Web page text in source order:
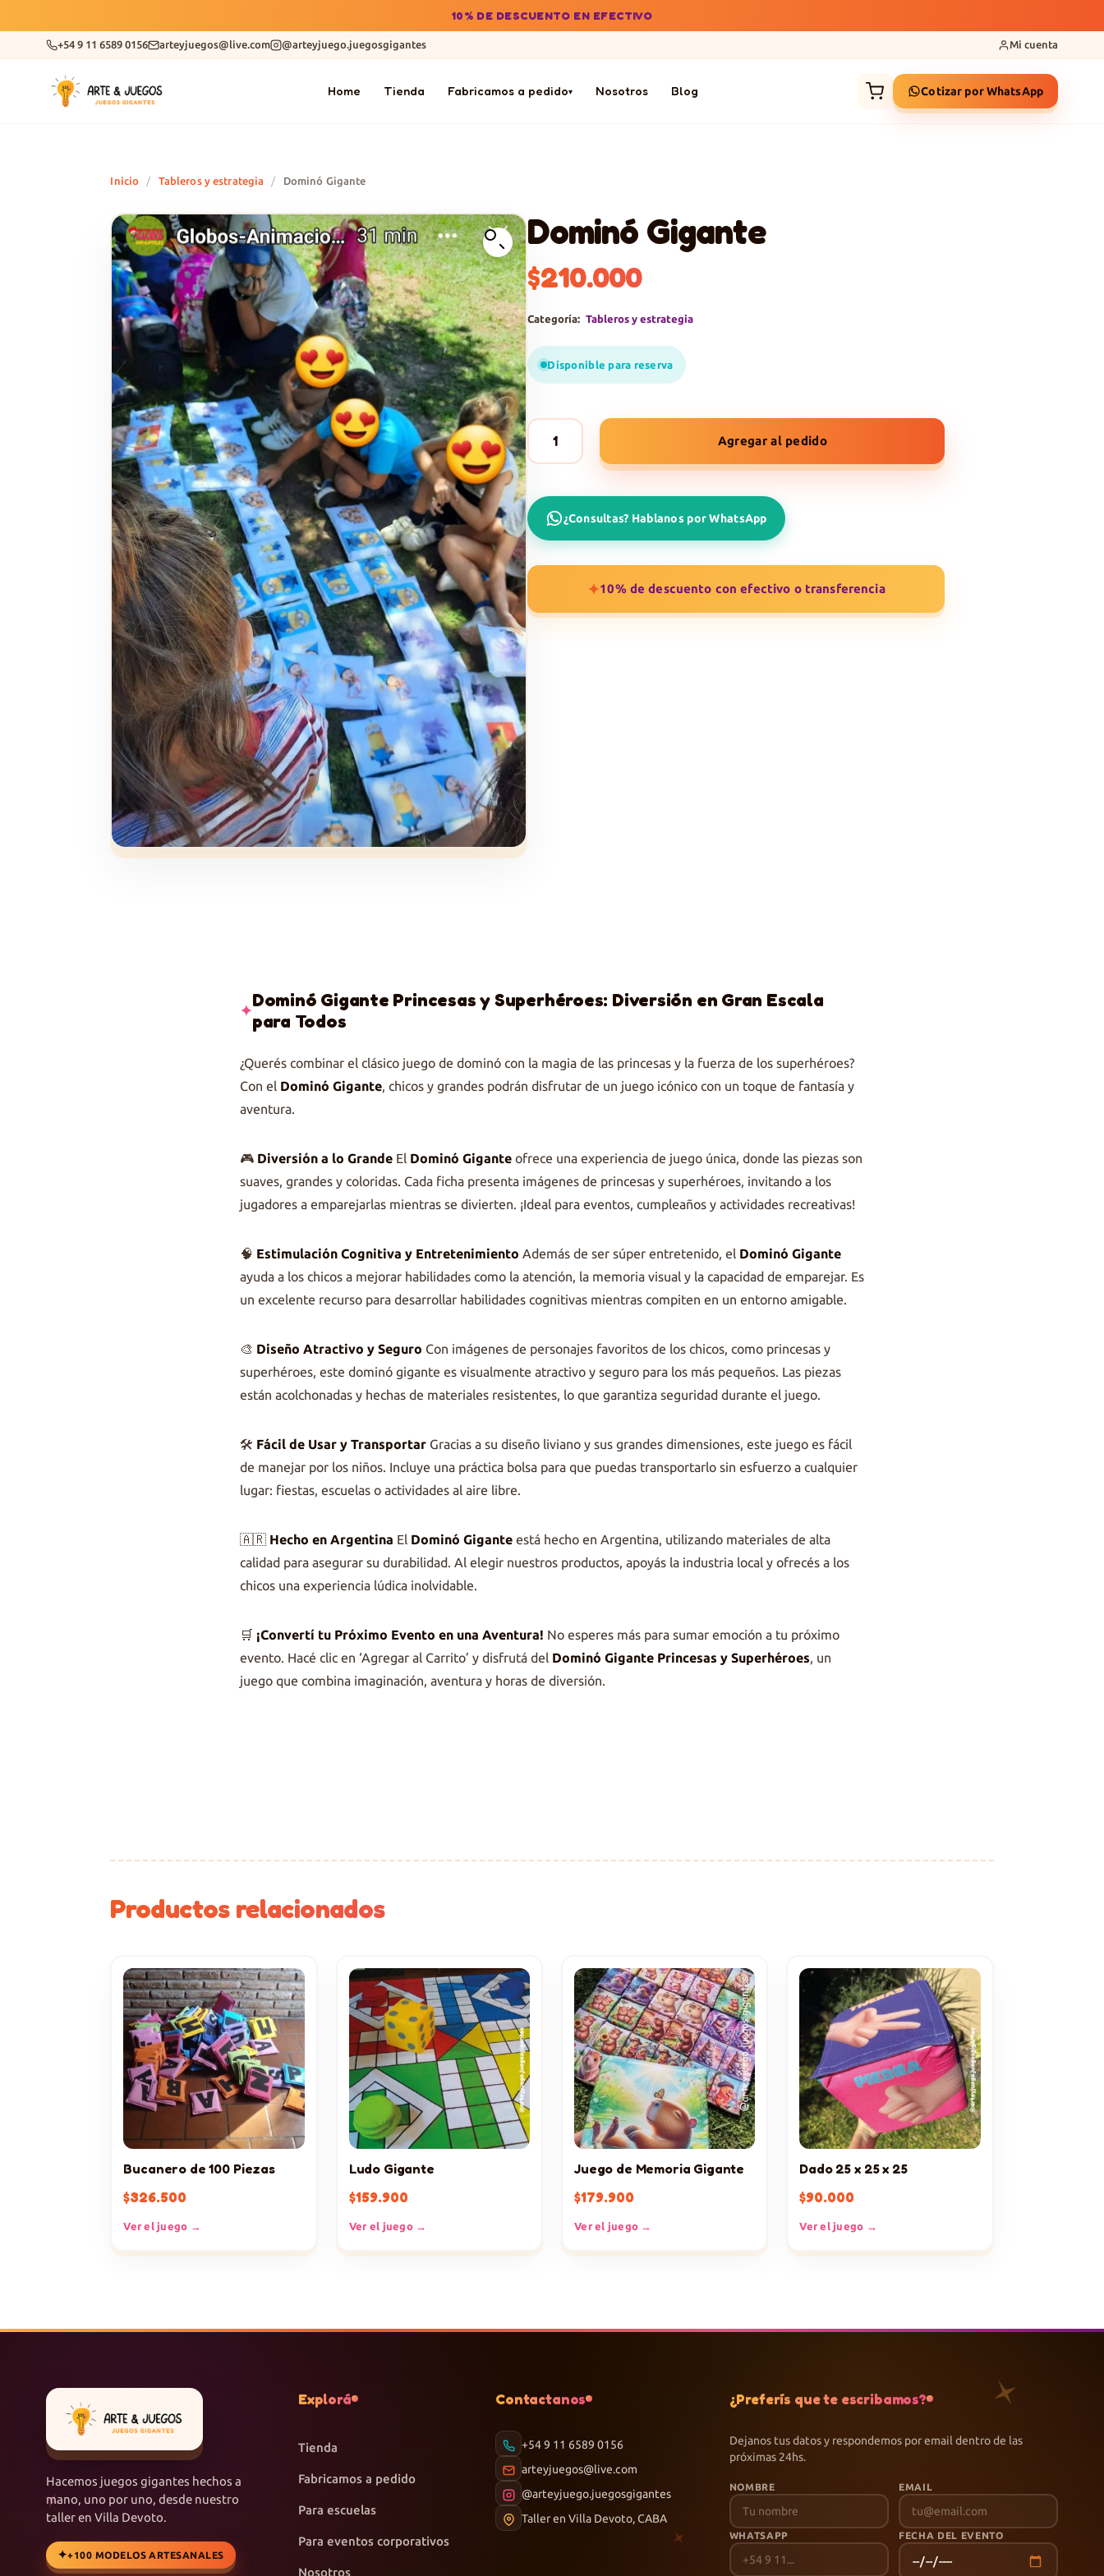
10% DE DESCUENTO EN EFECTIVO
+54 9 11 6589 0156 arteyjuegos@live.com @arteyjuego.juegosgigantes Mi cuenta
Home Tienda Fabricamos a pedido▾ Nosotros Blog Cotizar por WhatsApp
Inicio / Tableros y estrategia / Dominó Gigante
Dominó Gigante
$210.000
Categoría: Tableros y estrategia
Disponible para reserva
Dominó
cantidad
Agregar al pedido
¿Consultas? Hablanos por WhatsApp
✦10% de descuento con efectivo o transferencia
Dominó Gigante Princesas y Superhéroes: Diversión en Gran Escala
para Todos
¿Querés combinar el clásico juego de dominó con la magia de las princesas y la fuerza de los superhéroes?
Con el Dominó Gigante, chicos y grandes podrán disfrutar de un juego icónico con un toque de fantasía y
aventura.
🎮 Diversión a lo Grande El Dominó Gigante ofrece una experiencia de juego única, donde las piezas son
suaves, grandes y coloridas. Cada ficha presenta imágenes de princesas y superhéroes, invitando a los
jugadores a emparejarlas mientras se divierten. ¡Ideal para eventos, cumpleaños y actividades recreativas!
🧠 Estimulación Cognitiva y Entretenimiento Además de ser súper entretenido, el Dominó Gigante
ayuda a los chicos a mejorar habilidades como la atención, la memoria visual y la capacidad de emparejar. Es
un excelente recurso para desarrollar habilidades cognitivas mientras compiten en un entorno amigable.
🎨 Diseño Atractivo y Seguro Con imágenes de personajes favoritos de los chicos, como princesas y
superhéroes, este dominó gigante es visualmente atractivo y seguro para los más pequeños. Las piezas
están acolchonadas y hechas de materiales resistentes, lo que garantiza seguridad durante el juego.
🛠️ Fácil de Usar y Transportar Gracias a su diseño liviano y sus grandes dimensiones, este juego es fácil
de manejar por los niños. Incluye una práctica bolsa para que puedas transportarlo sin esfuerzo a cualquier
lugar: fiestas, escuelas o actividades al aire libre.
🇦🇷 Hecho en Argentina El Dominó Gigante está hecho en Argentina, utilizando materiales de alta
calidad para asegurar su durabilidad. Al elegir nuestros productos, apoyás la industria local y ofrecés a los
chicos una experiencia lúdica inolvidable.
🛒 ¡Convertí tu Próximo Evento en una Aventura! No esperes más para sumar emoción a tu próximo
evento. Hacé clic en ‘Agregar al Carrito’ y disfrutá del Dominó Gigante Princesas y Superhéroes, un
juego que combina imaginación, aventura y horas de diversión.
Productos relacionados
Bucanero de 100 Piezas
$326.500
Ver el juego →
Ludo Gigante
$159.900
Ver el juego →
Juego de Memoria Gigante
$179.900
Ver el juego →
Dado 25 x 25 x 25
$90.000
Ver el juego →
Hacemos juegos gigantes hechos a
mano, uno por uno, desde nuestro
taller en Villa Devoto.
+100 MODELOS ARTESANALES
Explorá
Tienda
Fabricamos a pedido
Para escuelas
Para eventos corporativos
Nosotros
Contactanos
+54 9 11 6589 0156
arteyjuegos@live.com
@arteyjuego.juegosgigantes
Taller en Villa Devoto, CABA
¿Preferís que te escribamos?
Dejanos tus datos y respondemos por email dentro de las
próximas 24hs.
NOMBRE EMAIL
WHATSAPP FECHA DEL EVENTO